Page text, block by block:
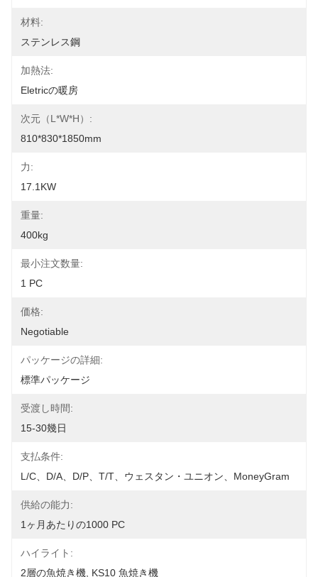
材料:
ステンレス鋼
加熱法:
Eletricの暖房
次元（L*W*H）:
810*830*1850mm
力:
17.1KW
重量:
400kg
最小注文数量:
1 PC
価格:
Negotiable
パッケージの詳細:
標準パッケージ
受渡し時間:
15-30幾日
支払条件:
L/C、D/A、D/P、T/T、ウェスタン・ユニオン、MoneyGram
供給の能力:
1ヶ月あたりの1000 PC
ハイライト:
2層の魚焼き機
KS10 魚焼き機